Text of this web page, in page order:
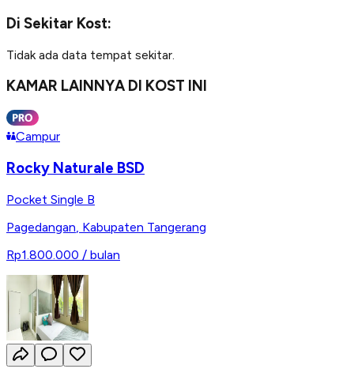
Di Sekitar Kost:
Tidak ada data tempat sekitar.
KAMAR LAINNYA DI KOST INI
Campur
Rocky Naturale BSD
Pocket Single B
Pagedangan Kabupaten Tangerang
Rp1.800.000 / bulan